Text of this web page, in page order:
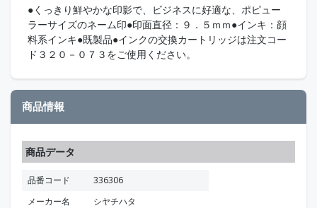
●くっきり鮮やかな印影で、ビジネスに好適な、ポピュー
ラーサイズのネーム印●印面直径：９．５ｍｍ●インキ：顔
料系インキ●既製品●インクの交換カートリッジは注文コー
ド３２０－０７３をご使用ください。
商品情報
商品データ
品番コード
336306
メーカー名
シヤチハタ